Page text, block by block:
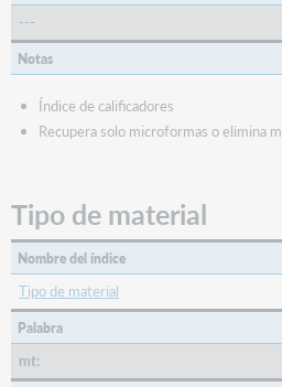
---
Notas
Índice de calificadores
Recupera solo microformas o elimina
Tipo de material
Nombre del índice
Tipo de material
Palabra
mt: